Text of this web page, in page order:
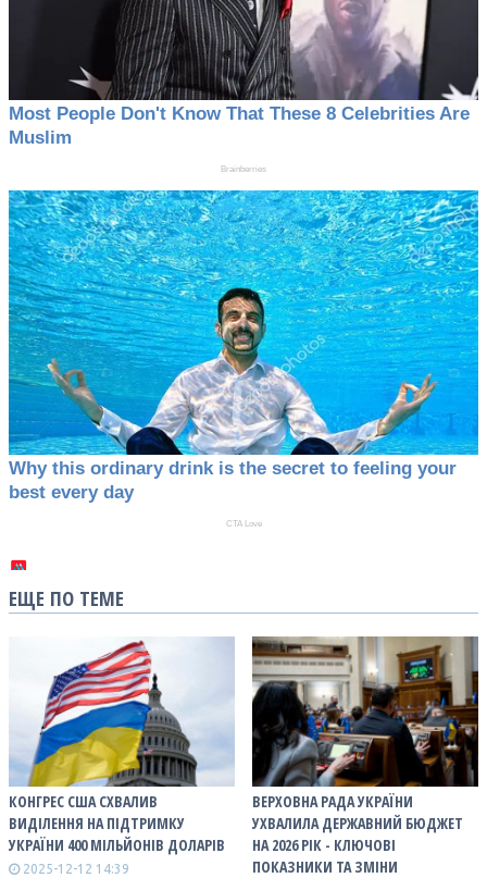
ЕЩЕ ПО ТЕМЕ
КОНГРЕС США СХВАЛИВ
ВИДІЛЕННЯ НА ПІДТРИМКУ
УКРАЇНИ 400 МІЛЬЙОНІВ ДОЛАРІВ
2025-12-12 14:39
ВЕРХОВНА РАДА УКРАЇНИ
УХВАЛИЛА ДЕРЖАВНИЙ БЮДЖЕТ
НА 2026 РІК - КЛЮЧОВІ
ПОКАЗНИКИ ТА ЗМІНИ